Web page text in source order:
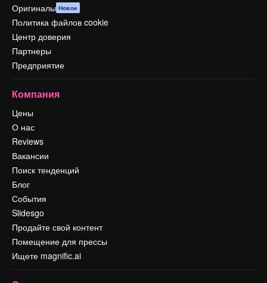
Оригиналы Новое
Политика файлов cookie
Центр доверия
Партнеры
Предприятие
Компания
Цены
О нас
Reviews
Вакансии
Поиск тенденций
Блог
События
Slidesgo
Продайте свой контент
Помещение для прессы
Ищете magnific.ai